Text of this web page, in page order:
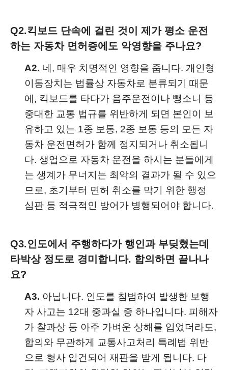
Q2.킥보드 단속에 걸린 것이 제가 평소 운전
하는 자동차 면허증에도 악영향을 주나요?
A2. 네, 매우 치명적인 영향을 줍니다. 개인형
이동장치는 법률상 자동차로 분류되기 때문
에, 킥보드를 타다가 음주운전이나 뺑소니 등
중대한 교통 법규를 위반하게 되면 본인이 보
유하고 있는 1종 보통, 2종 보통 등의 모든 자
동차 운전면허가 함께 정지되거나 취소됩니
다. 생업으로 자동차 운전을 하시는 분들에게
는 생계가 무너지는 최악의 결과가 될 수 있으
므로, 초기부터 면허 취소를 막기 위한 행정
심판 등 적극적인 방어가 병행되어야 합니다.
Q3.인도에서 주행하다가 행인과 부딪혔는데
타박상 정도로 경미합니다. 합의하면 끝나나
요?
A3. 아닙니다. 인도를 침범하여 발생한 보행
자 사고는 12대 중과실 중 하나입니다. 피해자
가 찰과상 등 아주 가벼운 상해를 입었더라도,
합의와 무관하게 교통사고처리 특례법 위반
으로 형사 입건되어 재판을 받게 됩니다. 다